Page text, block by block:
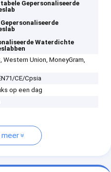
Gepersonaliseerde
Waterdichte
Western Union, MoneyGram,
CE/Cpsia
op een dag
meer